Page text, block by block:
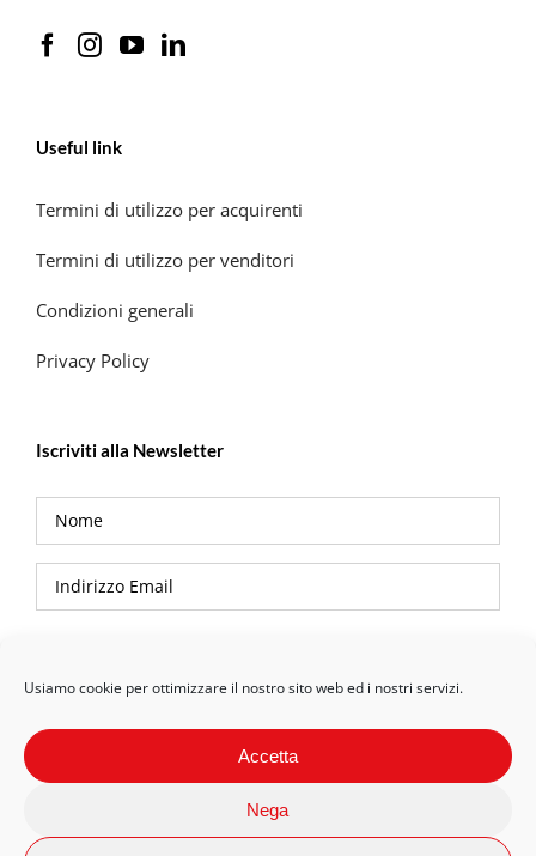
Usiamo cookie per ottimizzare il nostro sito web ed i nostri servizi.
Accetta
Nega
Useful link
Termini di utilizzo per acquirenti
Termini di utilizzo per venditori
Condizioni generali
Privacy Policy
Iscriviti alla Newsletter